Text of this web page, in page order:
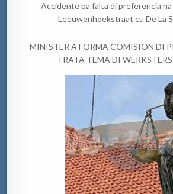
Accidente pa falta di preferencia na
Leeuwenhoekstraat cu De La
MINISTER A FORMA COMISION DI
TRATA TEMA DI